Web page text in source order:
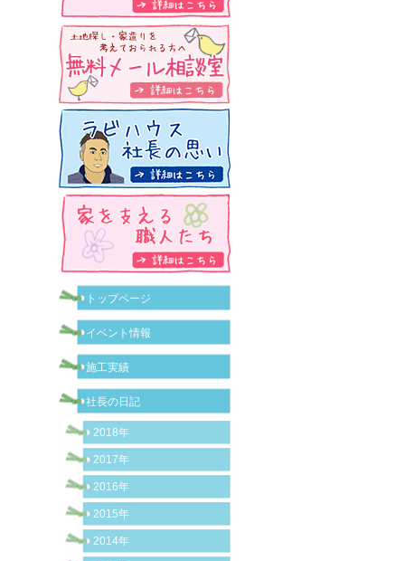
トップページ
イベント情報
施工実績
社長の日記
2018年
2017年
2016年
2015年
2014年